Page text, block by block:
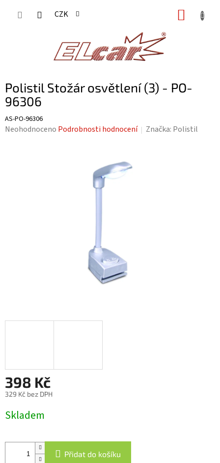
CZK
Polistil Stožár osvětlení (3) - PO-
96306
AS-PO-96306
Průměrné
Neohodnoceno Podrobnosti hodnocení Značka: Polistil
398 Kč
329 Kč bez DPH
cena:
Skladem
Přidat do košíku